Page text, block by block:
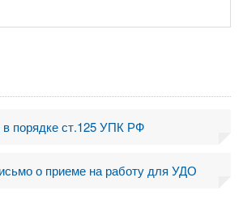
порядке ст.125 УПК РФ
о приеме на работу для УДО